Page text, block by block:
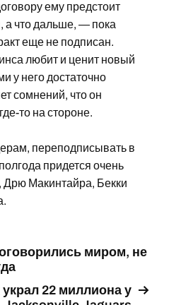
ему предстоит
а что дальше, — пока
еще не подписан.
любит и ценит новый
у него достаточно
сомнений, что он
то на стороне.
переподписывать в
придется очень
Дрю Макинтайра, Бекки
миром, не
22 миллиона у